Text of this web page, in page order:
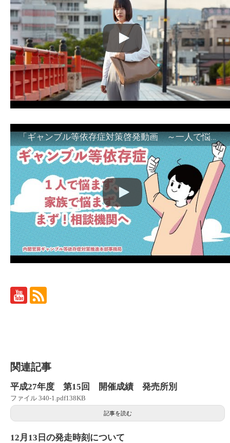
「ギャンブル等依存症対策啓発動画 ～一人で悩まず、家族で悩まず、まず！相談機関へ～」
関連記事
平成27年度 第15回 開催成績 発売所別
ファイル 340-1.pdf138KB
記事を読む
12月13日の発走時刻について